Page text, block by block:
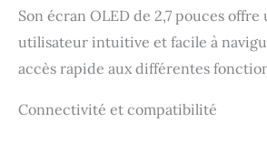
vitesses
(noir), 15,5
voyant
Son écran OLED de 2,7 pouces
utilisateur intuitive et facile à
accès rapide aux différentes
Connectivité et compatibilité